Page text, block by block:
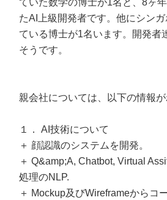
ていた数学の博士が1名と、8ヶ
たAI上級開発者です。他にシン
ている博士が1名います。開発者
そうです。
親会社については、以下の情報が
１． AI技術について
＋ 顔認識のシステムを開発。
＋ Q&amp;A, Chatbot, Virtual
処理のNLP.
＋ Mockup及びWireframeからコ